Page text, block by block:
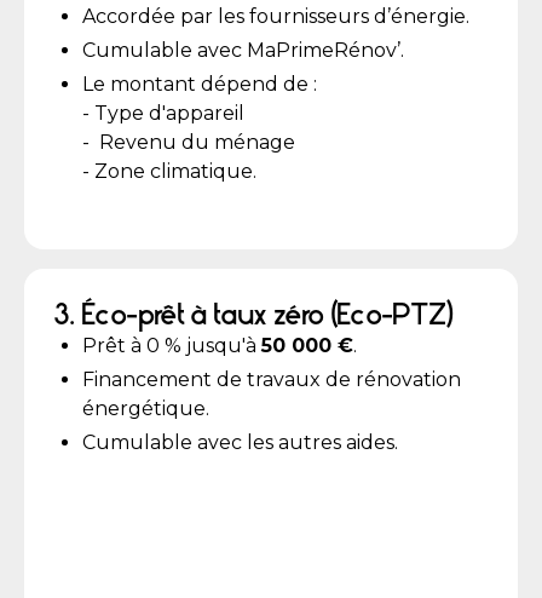
Accordée par les fournisseurs d’énergie.
Cumulable avec MaPrimeRénov’.
Le montant dépend de :
- Type d'appareil
- Revenu du ménage
- Zone climatique.
3. Éco-prêt à taux zéro (Eco-PTZ)
Prêt à 0 % jusqu'à50 000 €.
Financement de travaux de rénovation
énergétique.
Cumulable avec les autres aides.